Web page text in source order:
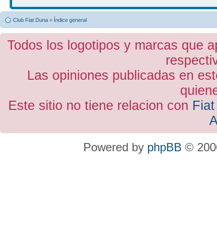
Club Fiat Duna » Índice general
Todos los logotipos y marcas que
Las opiniones publicadas en
Este sitio no tiene relacion con
Powered by phpBB ©